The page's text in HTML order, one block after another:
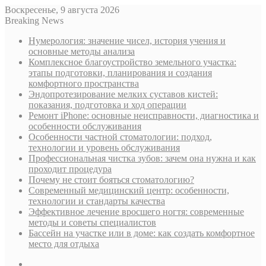
Воскресенье, 9 августа 2026
Breaking News
Нумерология: значение чисел, история учения и
основные методы анализа
Комплексное благоустройство земельного участка:
этапы подготовки, планирования и создания
комфортного пространства
Эндопротезирование мелких суставов кистей:
показания, подготовка и ход операции
Ремонт iPhone: основные неисправности, диагностика и
особенности обслуживания
Особенности частной стоматологии: подход,
технологии и уровень обслуживания
Профессиональная чистка зубов: зачем она нужна и как
проходит процедура
Почему не стоит бояться стоматологию?
Современный медицинский центр: особенности,
технологии и стандарты качества
Эффективное лечение вросшего ногтя: современные
методы и советы специалистов
Бассейн на участке или в доме: как создать комфортное
место для отдыха